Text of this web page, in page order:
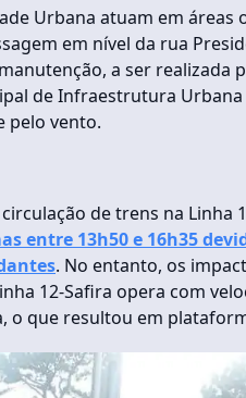
Urbana atuam em
em nível da rua
a ser realizada
de Infraestrutura
pelo vento.
de trens na
entre 13h50 e 16h35
. No entanto, os
12-Safira opera com
o que resultou em